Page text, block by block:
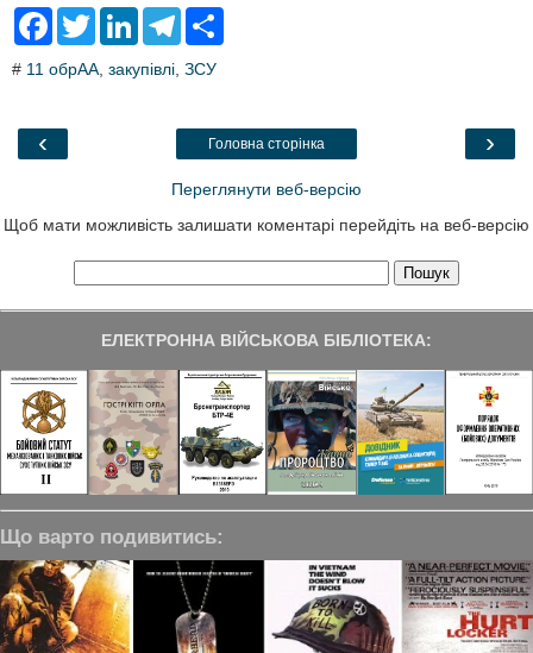
F
e
o
T
t
L
k
T
e
a
# 11 обрАА закупівлі ЗСУ
‹ ›
Головна сторінка
Переглянути веб-версію
Щоб мати можливість залишати коментарі перейдіть на веб-версію
ЕЛЕКТРОННА ВІЙСЬКОВА БІБЛІОТЕКА:
Що варто подивитись: